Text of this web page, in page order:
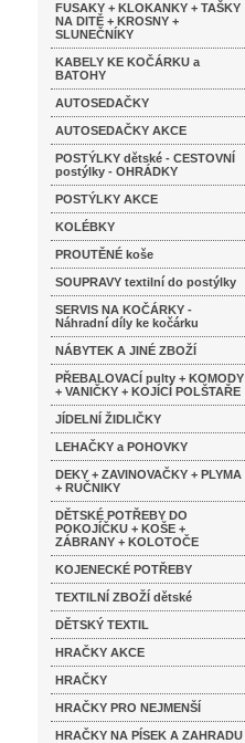
FUSAKY + KLOKANKY + TAŠKY
NA DITĚ + KROSNY +
SLUNEČNÍKY
KABELY KE KOČÁRKU a
BATOHY
AUTOSEDAČKY
AUTOSEDAČKY AKCE
POSTÝLKY dětské - CESTOVNÍ
postýlky - OHRÁDKY
POSTÝLKY AKCE
KOLÉBKY
PROUTĚNÉ koše
SOUPRAVY textilní do postýlky
SERVIS NA KOČÁRKY -
Náhradní díly ke kočárku
NÁBYTEK A JINÉ ZBOŽÍ
PŘEBALOVACÍ pulty + KOMODY
+ VANIČKY + KOJÍCÍ POLŠTAŘE
JÍDELNÍ ŽIDLIČKY
LEHAČKY a POHOVKY
DEKY + ZAVINOVAČKY + PLYMA
+ RUČNIKY
DĚTSKÉ POTŘEBY DO
POKOJÍČKU + KOŠE +
ZÁBRANY + KOLOTOČE
KOJENECKÉ POTŘEBY
TEXTILNÍ ZBOŽÍ dětské
DĚTSKÝ TEXTIL
HRAČKY AKCE
HRAČKY
HRAČKY PRO NEJMENŠÍ
HRAČKY NA PÍSEK A ZAHRADU